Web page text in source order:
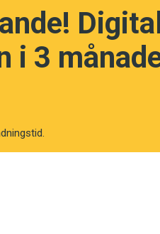
Digital
i 3